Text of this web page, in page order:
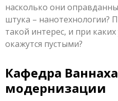
насколько они
штука – нанотехнологии?
такой интерес, и при
окажутся пустыми?
Кафедра
модернизации